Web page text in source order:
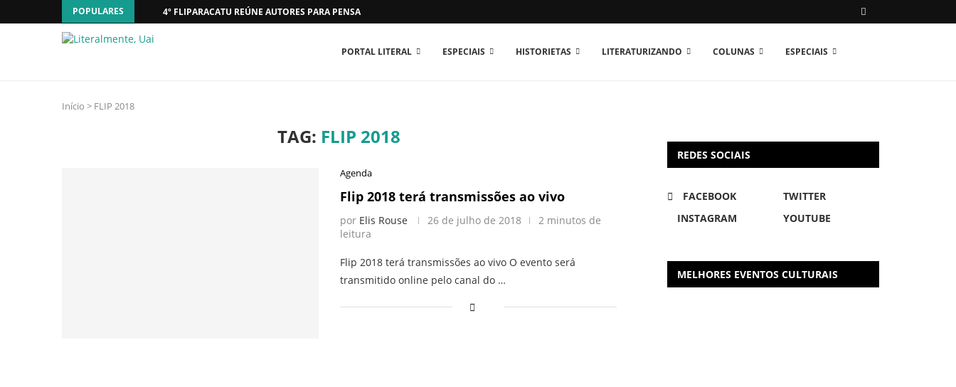
POPULARES 4º FLIPARACATU REÚNE AUTORES PARA PENSAR O MUNDO...
PORTAL LITERAL ESPECIAIS HISTORIETAS LITERATURIZANDO COLUNAS ESPECIAIS
Início > FLIP 2018
TAG: FLIP 2018
Agenda
Flip 2018 terá transmissões ao vivo
por Elis Rouse 26 de julho de 2018
2 minutos de
leitura
Flip 2018 terá transmissões ao vivo O evento será
transmitido online pelo canal do …
REDES SOCIAIS
FACEBOOK
TWITTER
INSTAGRAM
YOUTUBE
MELHORES EVENTOS CULTURAIS